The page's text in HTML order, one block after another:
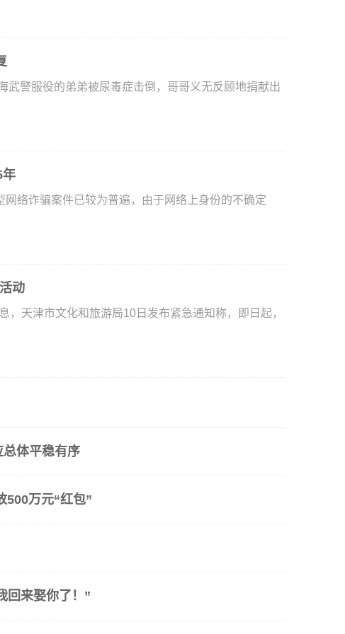
年
络诈骗案件已较为普遍，由于网络上身份的不确定
动
天津市文化和旅游局10日发布紧急通知称，即日起，
体平稳有序
500万元“红包”
回来娶你了！”